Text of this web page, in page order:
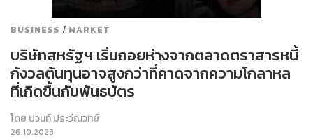
BUSINESS / MARKET
บริษัทสหรัฐฯ เริ่มถอยห่างจากตลาดตราสารหนี้
กังวลต้นทุนอาจสูงกว่าที่คาดจากความโกลาหล
ที่เกิดขึ้นกับพันธบัตร
โดย ปวินท์ ประวีณวิทย์
26.10.2023